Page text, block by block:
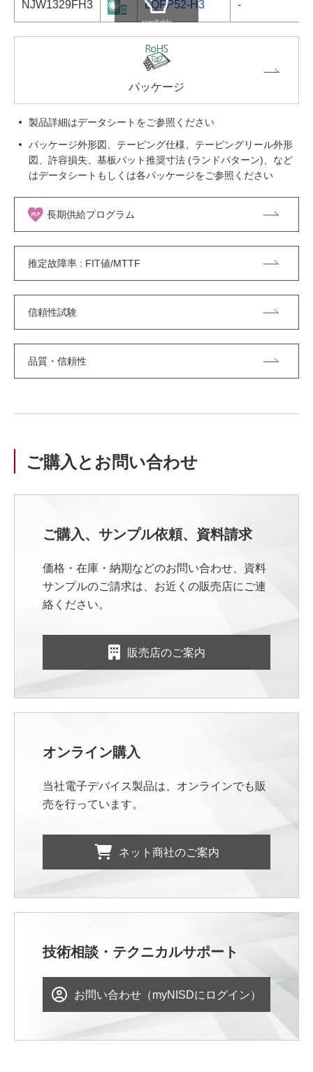
NJW1329FH3 LQFP52-H3 -
scrollable
パッケージ
製品詳細はデータシートをご参照ください
パッケージ外形図、テーピング仕様、テーピングリール外形
図、許容損失、基板パット推奨寸法 (ランドパターン)、など
はデータシートもしくは各パッケージをご参照ください
長期供給プログラム
推定故障率 : FIT値/MTTF
信頼性試験
品質・信頼性
ご購入とお問い合わせ
ご購入、サンプル依頼、資料請求
価格・在庫・納期などのお問い合わせ、資料
サンプルのご請求は、お近くの販売店にご連
絡ください。
販売店のご案内
オンライン購入
当社電子デバイス製品は、オンラインでも販
売を行っています。
ネット商社のご案内
技術相談・テクニカルサポート
お問い合わせ（myNISDにログイン）